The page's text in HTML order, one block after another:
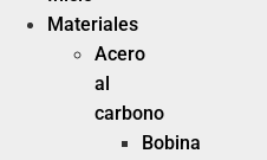
Materiales
Acero
al
carbono
Bobina